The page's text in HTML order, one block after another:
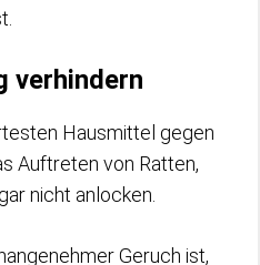
verhindern
Hausmittel gegen
Auftreten von Ratten,
nicht anlocken.
Geruch ist,